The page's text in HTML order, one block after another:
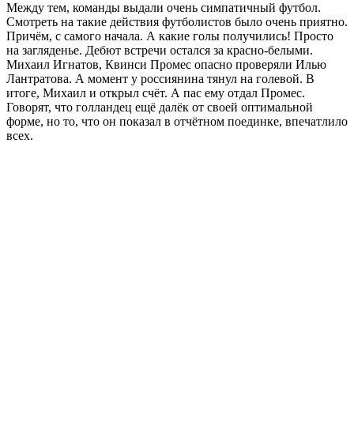
Между тем, команды выдали очень симпатичный футбол.
Смотреть на такие действия футболистов было очень приятно.
Причём, с самого начала. А какие голы получились! Просто
на загляденье. Дебют встречи остался за красно-белыми.
Михаил Игнатов, Квинси Промес опасно проверяли Илью
Лантратова. А момент у россиянина тянул на голевой. В
итоге, Михаил и открыл счёт. А пас ему отдал Промес.
Говорят, что голландец ещё далёк от своей оптимальной
форме, но то, что он показал в отчётном поединке, впечатлило
всех.